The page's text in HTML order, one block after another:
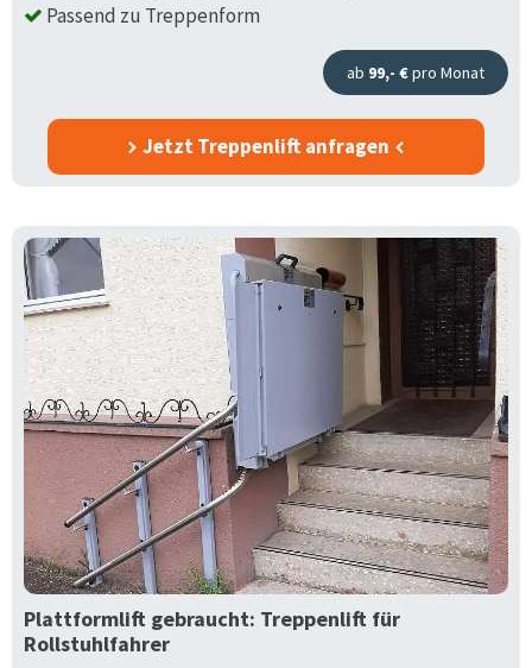
Passend zu Treppenform
ab 99,- €pro Monat
Jetzt Treppenlift anfragen
Plattformlift gebraucht: Treppenlift für
Rollstuhlfahrer